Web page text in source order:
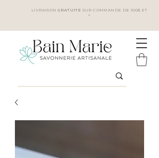
LIVRAISONGRATUITE SUR COMMANDE DE 100$ ET
+